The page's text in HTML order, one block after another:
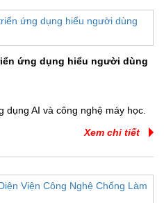
ứng dụng hiểu người dùng
AI và công nghệ máy học.
Xem chi tiết